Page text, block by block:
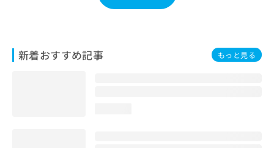
新着おすすめ記事 もっと見る
わ